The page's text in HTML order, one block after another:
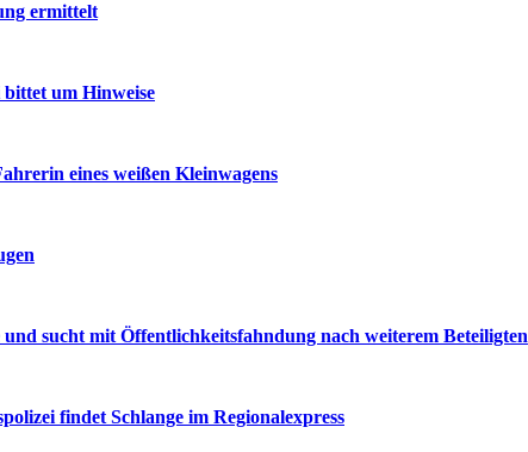
ermittelt
um Hinweise
eines weißen Kleinwagens
sucht mit Öffentlichkeitsfahndung nach weiterem Beteiligten
findet Schlange im Regionalexpress